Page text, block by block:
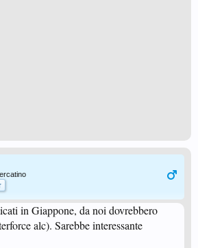
in Giappone, da noi dovrebbero
alc). Sarebbe interessante